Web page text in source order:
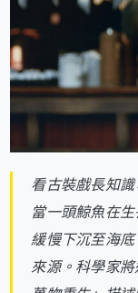
看古裝戲長知
當一頭鯨魚在
緩慢下沉至海
來源。科學家